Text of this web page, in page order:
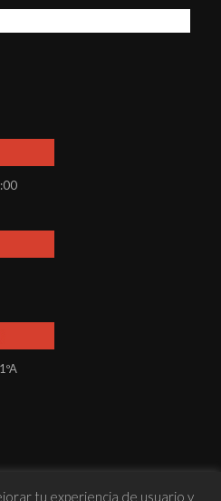
tu experiencia de usuario y